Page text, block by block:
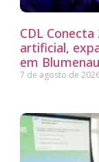
CDL
artificial,
em Blumenau
7 de agosto de